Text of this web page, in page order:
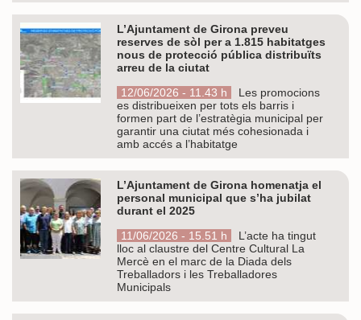
L’Ajuntament de Girona preveu
reserves de sòl per a 1.815 habitatges
nous de protecció pública distribuïts
arreu de la ciutat
12/06/2026 - 11.43 h
Les promocions
es distribueixen per tots els barris i
formen part de l’estratègia municipal per
garantir una ciutat més cohesionada i
amb accés a l’habitatge
L’Ajuntament de Girona homenatja el
personal municipal que s’ha jubilat
durant el 2025
11/06/2026 - 15.51 h
L’acte ha tingut
lloc al claustre del Centre Cultural La
Mercè en el marc de la Diada dels
Treballadors i les Treballadores
Municipals